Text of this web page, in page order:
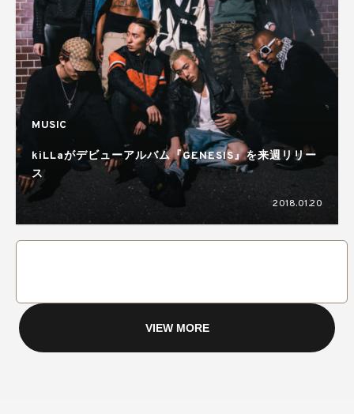
MUSIC
kiLLaがデビューアルバム『GENESIS』を来週リリー
ス
2018.01.20
VIEW MORE